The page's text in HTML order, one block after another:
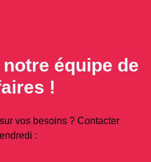
équipe de
!
vos besoins ? Contacter
: